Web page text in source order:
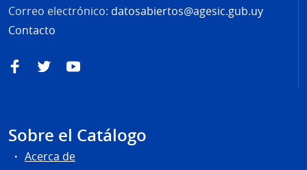
Correo electrónico: datosabiertos@agesic.gub.uy
Contacto
FacebookTwitterYouTube
Sobre el Catálogo
Acerca de